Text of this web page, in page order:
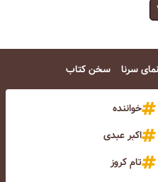
نمای سرنا سخن کتاب
خواننده
اکبر عبدی
تام کروز